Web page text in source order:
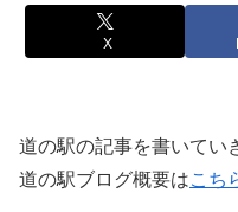
X
道の駅の記事を書いてい
道の駅ブログ概要はこち